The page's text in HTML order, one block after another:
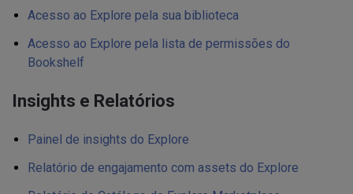
Acesso ao Explore pela sua biblioteca
Acesso ao Explore pela lista de permissões do
Bookshelf
Insights e Relatórios
Painel de insights do Explore
Relatório de engajamento com assets do Explore